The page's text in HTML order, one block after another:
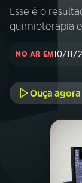
INÍCIO
A RÁDIO
Esse é o
quimioterapia
NO AR EM10/11/
Ouça agora